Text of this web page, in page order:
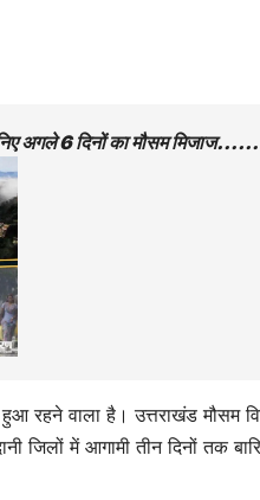
अगले 6 दिनों का मौसम
वाला है। उत्तराखंड मौसम
में आगामी तीन दिनों तक